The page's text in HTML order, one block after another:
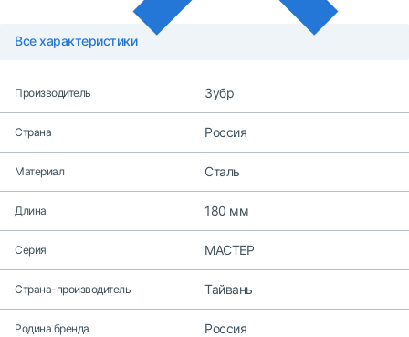
Все характеристики
Производитель Зубр
Страна Россия
Материал Сталь
Длина 180 мм
Серия МАСТЕР
Страна-производитель Тайвань
Родина бренда Россия